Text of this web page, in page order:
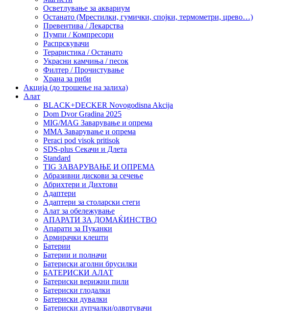
Осветлување за аквариум
Останато (Мрестилки, гумички, спојки, термометри, црево…)
Превентива / Лекарства
Пумпи / Компресори
Распрскувачи
Тераристика / Останато
Украсни камчиња / песок
Филтер / Прочистување
Храна за риби
Акција (до трошење на залиха)
Алат
BLACK+DECKER Novogodisna Akcija
Dom Dvor Gradina 2025
MIG/MAG Заварување и опрема
MMA Заварување и опрема
Peraci pod visok pritisok
SDS-plus Секачи и Длета
Standard
TIG ЗАВАРУВАЊЕ И ОПРЕМА
Абразивни дискови за сечење
Абрихтери и Дихтови
Адаптери
Адаптери за столарски стеги
Алат за обележување
АПАРАТИ ЗА ДОМАЌИНСТВО
Апарати за Пуканки
Армирачки клешти
Батерии
Батерии и полначи
Батериски аголни брусилки
БАТЕРИСКИ АЛАТ
Батериски верижни пили
Батериски глодалки
Батериски дувалки
Батериски дупчалки/одвртувачи